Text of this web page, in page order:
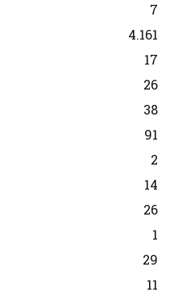
7
4.161
17
26
38
91
2
14
26
1
29
11